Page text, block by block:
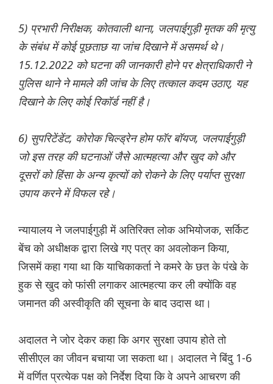
5) प्रभारी निरीक्षक, कोतवाली थाना, जलपाईगुड़ी मृतक की मृत्यु
के संबंध में कोई पूछताछ या जांच दिखाने में असमर्थ थे।
15.12.2022 को घटना की जानकारी होने पर क्षेत्राधिकारी ने
पुलिस थाने ने मामले की जांच के लिए तत्काल कदम उठाए, यह
दिखाने के लिए कोई रिकॉर्ड नहीं है।
6) सुपरिटेंडेंट, कोरोक चिल्ड्रेन होम फॉर बॉयज, जलपाईगुड़ी
जो इस तरह की घटनाओं जैसे आत्महत्या और खुद को और
दूसरों को हिंसा के अन्य कृत्यों को रोकने के लिए पर्याप्त सुरक्षा
उपाय करने में विफल रहे।
न्यायालय ने जलपाईगुड़ी में अतिरिक्त लोक अभियोजक, सर्किट
बेंच को अधीक्षक द्वारा लिखे गए पत्र का अवलोकन किया,
जिसमें कहा गया था कि याचिकाकर्ता ने कमरे के छत के पंखे के
हुक से खुद को फांसी लगाकर आत्महत्या कर ली क्योंकि वह
जमानत की अस्वीकृति की सूचना के बाद उदास था।
अदालत ने जोर देकर कहा कि अगर सुरक्षा उपाय होते तो
सीसीएल का जीवन बचाया जा सकता था। अदालत ने बिंदु 1-6
में वर्णित प्रत्येक पक्ष को निर्देश दिया कि वे अपने आचरण की